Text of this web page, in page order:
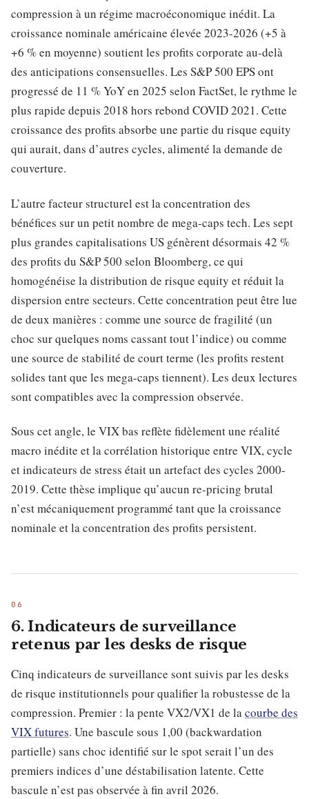
compression à un régime macroéconomique inédit. La
croissance nominale américaine élevée 2023-2026 (+5 à
+6 % en moyenne) soutient les profits corporate au-delà
des anticipations consensuelles. Les S&P 500 EPS ont
progressé de 11 % YoY en 2025 selon FactSet, le rythme le
plus rapide depuis 2018 hors rebond COVID 2021. Cette
croissance des profits absorbe une partie du risque equity
qui aurait, dans d’autres cycles, alimenté la demande de
couverture.
L’autre facteur structurel est la concentration des
bénéfices sur un petit nombre de mega-caps tech. Les sept
plus grandes capitalisations US génèrent désormais 42 %
des profits du S&P 500 selon Bloomberg, ce qui
homogénéise la distribution de risque equity et réduit la
dispersion entre secteurs. Cette concentration peut être lue
de deux manières : comme une source de fragilité (un
choc sur quelques noms cassant tout l’indice) ou comme
une source de stabilité de court terme (les profits restent
solides tant que les mega-caps tiennent). Les deux lectures
sont compatibles avec la compression observée.
Sous cet angle, le VIX bas reflète fidèlement une réalité
macro inédite et la corrélation historique entre VIX, cycle
et indicateurs de stress était un artefact des cycles 2000-
2019. Cette thèse implique qu’aucun re-pricing brutal
n’est mécaniquement programmé tant que la croissance
nominale et la concentration des profits persistent.
6. Indicateurs de surveillance
retenus par les desks de risque
Cinq indicateurs de surveillance sont suivis par les desks
de risque institutionnels pour qualifier la robustesse de la
compression. Premier : la pente VX2/VX1 de lacourbe des
VIX futures. Une bascule sous 1,00 (backwardation
partielle) sans choc identifié sur le spot serait l’un des
premiers indices d’une déstabilisation latente. Cette
bascule n’est pas observée à fin avril 2026.